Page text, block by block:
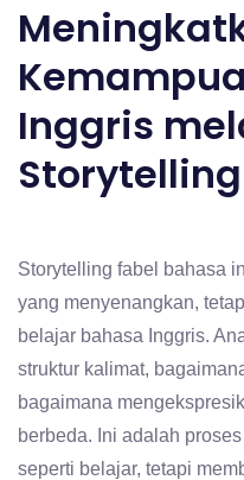
Inggris
Storytelling
Storytelling fabel bahasa
yang menyenangkan,
belajar bahasa Inggris.
struktur kalimat,
bagaimana
berbeda. Ini adalah
seperti belajar, tetapi